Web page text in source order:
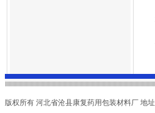
版权所有 河北省沧县康复药用包装材料厂 地